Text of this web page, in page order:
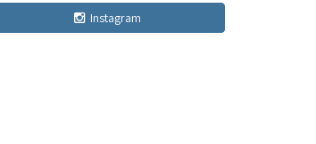
Instagram